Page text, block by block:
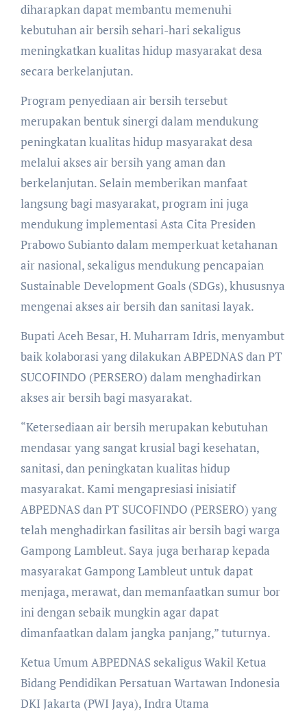
diharapkan dapat membantu memenuhi
kebutuhan air bersih sehari-hari sekaligus
meningkatkan kualitas hidup masyarakat desa
secara berkelanjutan.
Program penyediaan air bersih tersebut
merupakan bentuk sinergi dalam mendukung
peningkatan kualitas hidup masyarakat desa
melalui akses air bersih yang aman dan
berkelanjutan. Selain memberikan manfaat
langsung bagi masyarakat, program ini juga
mendukung implementasi Asta Cita Presiden
Prabowo Subianto dalam memperkuat ketahanan
air nasional, sekaligus mendukung pencapaian
Sustainable Development Goals (SDGs), khususnya
mengenai akses air bersih dan sanitasi layak.
Bupati Aceh Besar, H. Muharram Idris, menyambut
baik kolaborasi yang dilakukan ABPEDNAS dan PT
SUCOFINDO (PERSERO) dalam menghadirkan
akses air bersih bagi masyarakat.
“Ketersediaan air bersih merupakan kebutuhan
mendasar yang sangat krusial bagi kesehatan,
sanitasi, dan peningkatan kualitas hidup
masyarakat. Kami mengapresiasi inisiatif
ABPEDNAS dan PT SUCOFINDO (PERSERO) yang
telah menghadirkan fasilitas air bersih bagi warga
Gampong Lambleut. Saya juga berharap kepada
masyarakat Gampong Lambleut untuk dapat
menjaga, merawat, dan memanfaatkan sumur bor
ini dengan sebaik mungkin agar dapat
dimanfaatkan dalam jangka panjang,” tuturnya.
Ketua Umum ABPEDNAS sekaligus Wakil Ketua
Bidang Pendidikan Persatuan Wartawan Indonesia
DKI Jakarta (PWI Jaya), Indra Utama